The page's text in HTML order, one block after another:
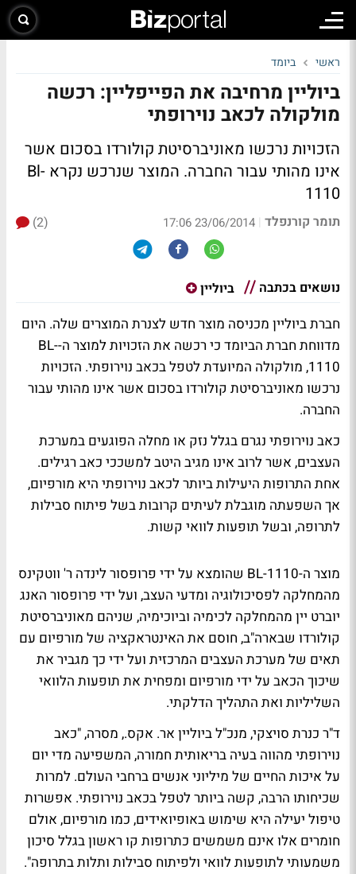
ראשי ביומד
ביוליין מרחיבה את הפייפליין: רכשה
מולקולה לכאב נוירופתי
הזכויות נרכשו מאוניברסיטת קולורדו בסכום אשר
אינו מהותי עבור החברה. המוצר שנרכש נקרא Bl-
1110
תומר קורנפלד |
23/06/2014 17:06
(2)
נושאים בכתבה ביוליין
חברת ביוליין מכניסה מוצר חדש לצנרת המוצרים שלה. היום
מדווחת חברת הביומד כי רכשה את הזכויות למוצר ה-BL-
1110, מולקולה המיועדת לטפל בכאב נוירופתי. הזכויות
נרכשו מאוניברסיטת קולורדו בסכום אשר אינו מהותי עבור
החברה.
כאב נוירופתי נגרם בגלל נזק או מחלה הפוגעים במערכת
העצבים, אשר לרוב אינו מגיב היטב למשככי כאב רגילים.
אחת התרופות היעילות ביותר לכאב נוירופתי היא מורפיום,
אך השפעתה מוגבלת לעיתים קרובות בשל פיתוח סבילות
לתרופה, ובשל תופעות לוואי קשות.
מוצר ה-BL-1110 שהומצא על ידי פרופסור לינדה ר' ווטקינס
מהמחלקה לפסיכולוגיה ומדעי העצב, ועל ידי פרופסור האנג
יוברט יין מהמחלקה לכימיה וביוכימיה, שניהם מאוניברסיטת
קולורדו שבארה"ב, חוסם את האינטראקציה של מורפיום עם
תאים של מערכת העצבים המרכזית ועל ידי כך מגביר את
שיכוך הכאב על ידי מורפיום ומפחית את תופעות הלוואי
השליליות ואת התהליך הדלקתי.
ד"ר כנרת סויצקי, מנכ"ל ביוליין אר. אקס., מסרה, "כאב
נוירופתי מהווה בעיה בריאותית חמורה, המשפיעה מדי יום
על איכות החיים של מיליוני אנשים ברחבי העולם. למרות
שכיחותו הרבה, קשה ביותר לטפל בכאב נוירופתי. אפשרות
טיפול יעילה היא שימוש באופיואידים, כמו מורפיום, אולם
חומרים אלו אינם משמשים כתרופות קו ראשון בגלל סיכון
משמעותי לתופעות לוואי ולפיתוח סבילות ותלות בתרופה".